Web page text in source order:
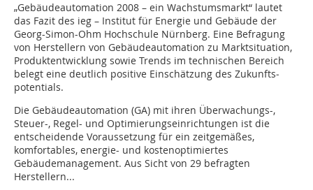
„Gebäudeautomation 2008 – ein Wachstumsmarkt“ lautet
das Fazit des ieg – Institut für Energie und Gebäude der
Georg-Simon-Ohm Hochschule Nürnberg. Eine Befragung
von Herstellern von Gebäudeautomation zu Marktsituation,
Produktentwicklung sowie Trends im technischen Bereich
belegt eine deutlich positive Einschätzung des Zukunfts­
potentials.
Die Gebäudeautomation (GA) mit ihren Überwachungs-,
Steuer-, Regel- und Optimierungseinrichtungen ist die
entscheidende Voraussetzung für ein zeitgemäßes,
komfortables, energie- und kostenoptimiertes
Gebäudemanagement. Aus Sicht von 29 befragten
Herstellern...